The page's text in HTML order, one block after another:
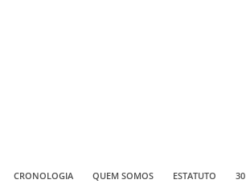
CRONOLOGIA QUEM SOMOS ESTATUTO